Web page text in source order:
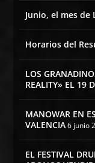
Junio, el mes de
Horarios del
LOS
REALITY» EL 19
MANOWAR EN
VALENCIA 6 junio
EL FESTIVAL